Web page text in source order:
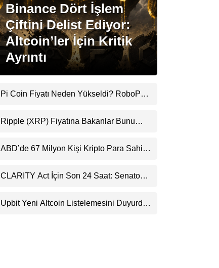
Instagram
Youtube
TikTok
Binance Dört İşlem
Çiftini Delist Ediyor:
Altcoin’ler İçin Kritik
Ayrıntı
Pi Coin Fiyatı Neden Yükseldi? RoboPay
Destekledi
Ripple (XRP) Fiyatına Bakanlar Bunu
Uyarı
ABD’de 67 Milyon Kişi Kripto Para Sahibi:
CLARITY Act İçin Son 24 Saat: Senato
Beklentisini Bozabilir
Upbit Yeni Altcoin Listelemesini Duyurdu: